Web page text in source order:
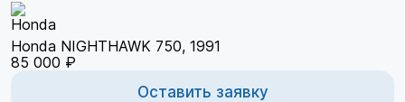
Honda NIGHTHAWK 750, 1991
85 000 ₽
Оставить заявку